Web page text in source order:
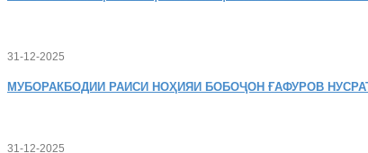
31-12-2025
МУБОРАКБОДИИ РАИСИ НОҲИЯИ БОБОҶОН ҒАФУРОВ
31-12-2025